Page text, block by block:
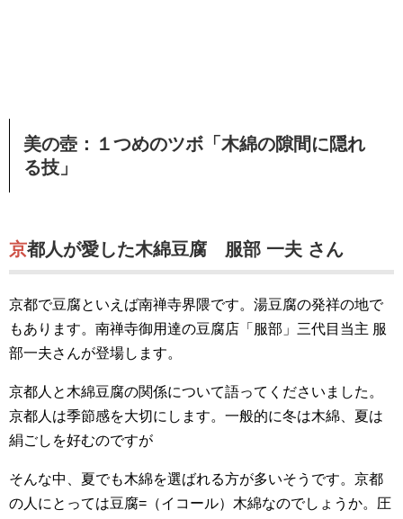
美の壺：１つめのツボ「木綿の隙間に隠れ
る技」
京都人が愛した木綿豆腐 服部 一夫 さん
京都で豆腐といえば南禅寺界隈です。湯豆腐の発祥の地で
もあります。南禅寺御用達の豆腐店「服部」三代目当主 服
部一夫さんが登場します。
京都人と木綿豆腐の関係について語ってくださいました。
京都人は季節感を大切にします。一般的に冬は木綿、夏は
絹ごしを好むのですが
そんな中、夏でも木綿を選ばれる方が多いそうです。京都
の人にとっては豆腐=（イコール）木綿なのでしょうか。圧